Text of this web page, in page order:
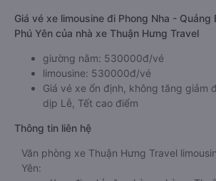
Giá vé xe limousine đi Phong Nha - Quảng
Phú Yên của nhà xe Thuận Hưng Travel
giường nằm: 530000đ/vé
limousine: 530000đ/vé
Giá vé xe ổn định, không tăng giảm
dịp Lễ, Tết cao điểm
Thông tin liên hệ
Văn phòng xe Thuận Hưng Travel
Yên: